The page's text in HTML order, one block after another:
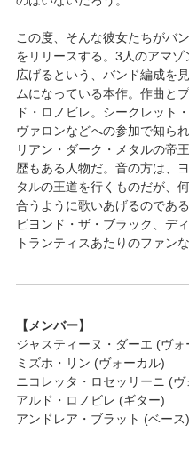
この度、そんな彼女たちがバ
をリリースする。3人のアマ
広げるという、バンド編成を
ムになっている本作。作曲と
ド・ロノビレ。シークレット
ヴァロンなどへの参加で知ら
リアン・ダーク・メタルの帝
歴もある人物だ。音の方は、
タルの王道を行くものだが、
合うように歌いあげるのであ
ビヨンド・ザ・ブラック、デ
トランティスあたりのファン
【メンバー】
ジャスティーヌ・ダーエ (ヴォ
ミズホ・リン (ヴォーカル)
ニコレッタ・ロセッリーニ (ヴ
アルド・ロノビレ (ギター)
アンドレア・ブラット (ベース)